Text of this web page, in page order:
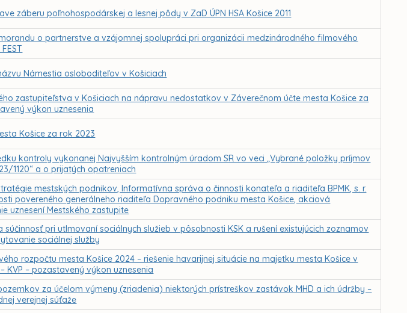
záberu poľnohospodárskej a lesnej pôdy v ZaD ÚPN HSA Košice 2011
o partnerstve a vzájomnej spolupráci pri organizácii medzinárodného filmového
Námestia osloboditeľov v Košiciach
zastupiteľstva v Košiciach na nápravu nedostatkov v Záverečnom účte mesta Košice za
výkon uznesenia
Košice za rok 2023
kontroly vykonanej Najvyšším kontrolným úradom SR vo veci „Vybrané položky príjmov
1120“ a o prijatých opatreniach
mestských podnikov, Informatívna správa o činnosti konateľa a riaditeľa BPMK, s. r.
povereného generálneho riaditeľa Dopravného podniku mesta Košice, akciová
uznesení Mestského zastupite
súčinnosť pri utlmovaní sociálnych služieb v pôsobnosti KSK a rušení existujúcich zoznamov
sociálnej služby
rozpočtu mesta Košice 2024 – riešenie havarijnej situácie na majetku mesta Košice v
KVP – pozastavený výkon uznesenia
za účelom výmeny (zriadenia) niektorých prístreškov zastávok MHD a ich údržby –
verejnej súťaže